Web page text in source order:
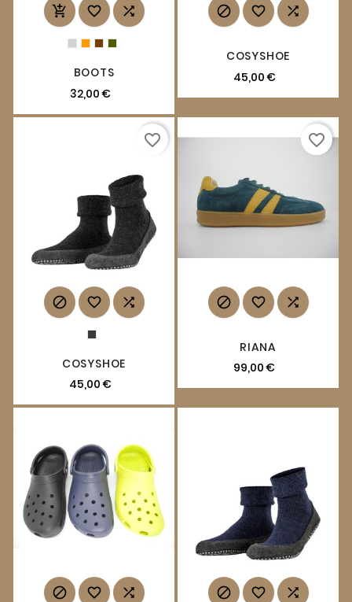
  
BOOTS
32,00 €
  
COSYSHOE
45,00 €
  
COSYSHOE
45,00 €
favorite_border
  
RIANA
99,00 €
favorite_border
     